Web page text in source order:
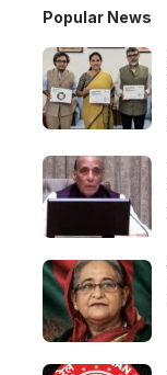
Popular News